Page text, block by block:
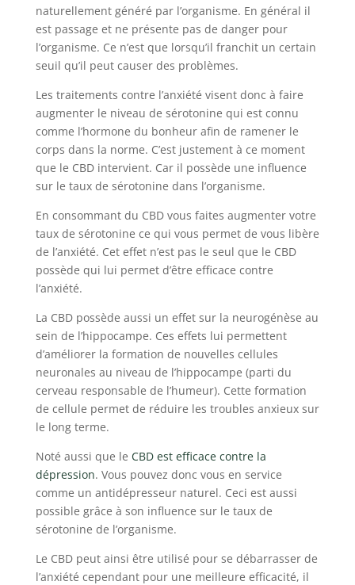
naturellement généré par l’organisme. En général il
est passage et ne présente pas de danger pour
l’organisme. Ce n’est que lorsqu’il franchit un certain
seuil qu’il peut causer des problèmes.
Les traitements contre l’anxiété visent donc à faire
augmenter le niveau de sérotonine qui est connu
comme l’hormone du bonheur afin de ramener le
corps dans la norme. C’est justement à ce moment
que le CBD intervient. Car il possède une influence
sur le taux de sérotonine dans l’organisme.
En consommant du CBD vous faites augmenter votre
taux de sérotonine ce qui vous permet de vous libère
de l’anxiété. Cet effet n’est pas le seul que le CBD
possède qui lui permet d’être efficace contre
l’anxiété.
La CBD possède aussi un effet sur la neurogénèse au
sein de l’hippocampe. Ces effets lui permettent
d’améliorer la formation de nouvelles cellules
neuronales au niveau de l’hippocampe (parti du
cerveau responsable de l’humeur). Cette formation
de cellule permet de réduire les troubles anxieux sur
le long terme.
Noté aussi que le CBD est efficace contre la
dépression. Vous pouvez donc vous en service
comme un antidépresseur naturel. Ceci est aussi
possible grâce à son influence sur le taux de
sérotonine de l’organisme.
Le CBD peut ainsi être utilisé pour se débarrasser de
l’anxiété cependant pour une meilleure efficacité, il